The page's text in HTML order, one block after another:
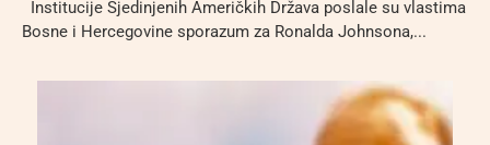
Institucije Sjedinjenih Američkih Država poslale su vlastima
Bosne i Hercegovine sporazum za Ronalda Johnsona,...